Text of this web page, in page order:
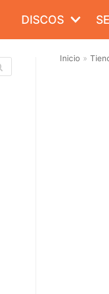
DISCOS
Inicio »